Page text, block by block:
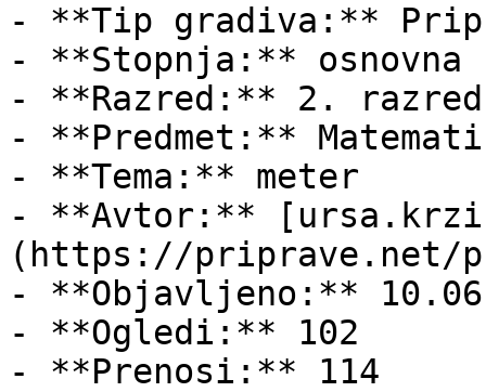
- **Tip gradiva:**
- **Stopnja:** osnovna
- **Razred:** 2. razred
- **Predmet:**
- **Tema:** meter
- **Avtor:**
(https://priprave.net/
- **Objavljeno:**
- **Ogledi:** 102
- **Prenosi:** 114